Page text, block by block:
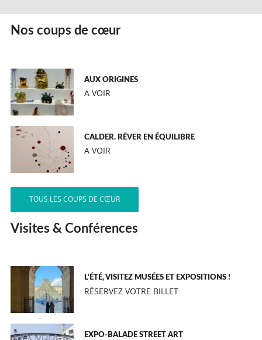
Nos coups de cœur
AUX ORIGINES
A VOIR
CALDER. RÊVER EN ÉQUILIBRE
A VOIR
TOUS LES COUPS DE CŒUR
Visites & Conférences
L’ÉTÉ, VISITEZ MUSÉES ET EXPOSITIONS !
RÉSERVEZ VOTRE BILLET
EXPO-BALADE STREET ART